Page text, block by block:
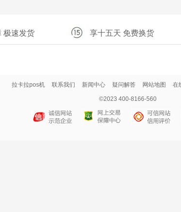
极速发货 享十五天 免费换货
拉卡拉pos机 联系我们 新闻中心 疑问解答 网站地图 在
©2023 400-8166-560